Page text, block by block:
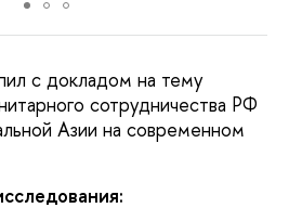
с докладом на тему
сотрудничества РФ
Азии на современном